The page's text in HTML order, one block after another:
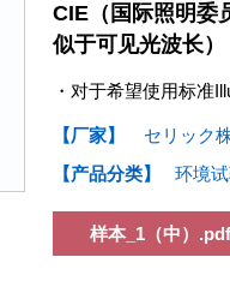
CIE（国际照明委
似于可见光波长）
・对于希望使用标准
【厂家】
セリック
【产品分类】
环境
样本_1（中）.pdf